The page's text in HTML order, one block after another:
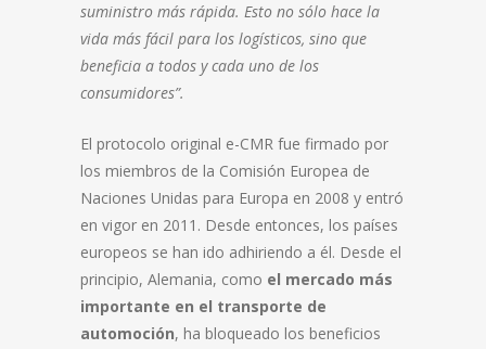
suministro más rápida. Esto no sólo hace la
vida más fácil para los logísticos, sino que
beneficia a todos y cada uno de los
consumidores”.
El protocolo original e-CMR fue firmado por
los miembros de la Comisión Europea de
Naciones Unidas para Europa en 2008 y entró
en vigor en 2011. Desde entonces, los países
europeos se han ido adhiriendo a él. Desde el
principio, Alemania, como el mercado más
importante en el transporte de
automoción, ha bloqueado los beneficios